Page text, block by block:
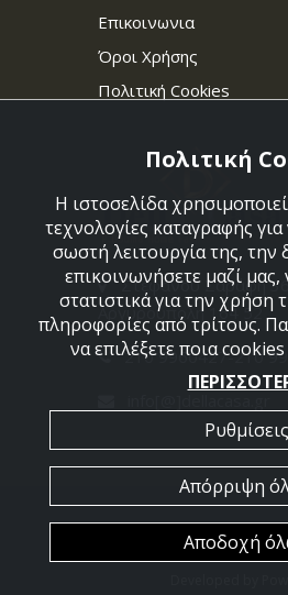
Επικοινωνια
Όροι Χρήσης
Πολιτική Cookies
Στεφάνου Σαράφη
Αργυρούπολη 164 52
210 9960427-210
2026 @ All Rights
Πολιτική
Η ιστοσελίδα
τεχνολογίες καταγραφής
σωστή λειτουργία της, την
επικοινωνήσετε μαζί
στατιστικά για την χρήση
πληροφορίες από τρίτους.
να επιλέξετε ποια
Ρυθμίσεις
Απόρριψη
Αποδοχή